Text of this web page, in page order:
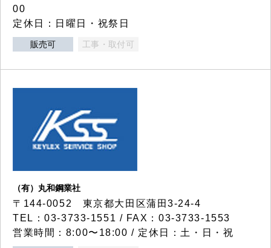
00
定休日：日曜日・祝祭日
販売可 工事・取付可
（有）丸和鋼業社
〒144-0052 東京都大田区蒲田3-24-4
TEL：03-3733-1551 / FAX：03-3733-1553
営業時間：8:00〜18:00 / 定休日：土・日・祝